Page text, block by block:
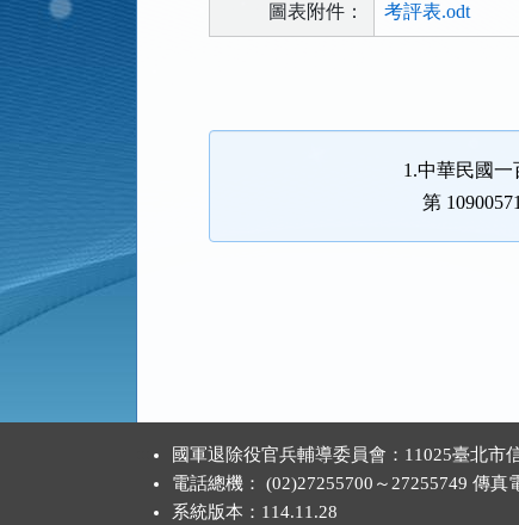
圖表附件： 考評表.odt
功
區
1.中華民國
第
國軍退除役官兵輔導委員會：11025臺北市
電話總機： (02)27255700～27255749 傳真
系統版本： 114.11.28